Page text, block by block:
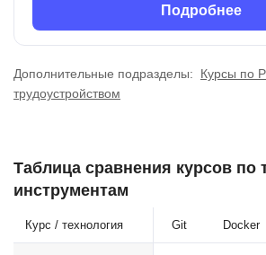
Подробнее
Дополнительные подразделы:
Курсы по
трудоустройством
Таблица сравнения курсов по
инструментам
Курс / технология Git Docker